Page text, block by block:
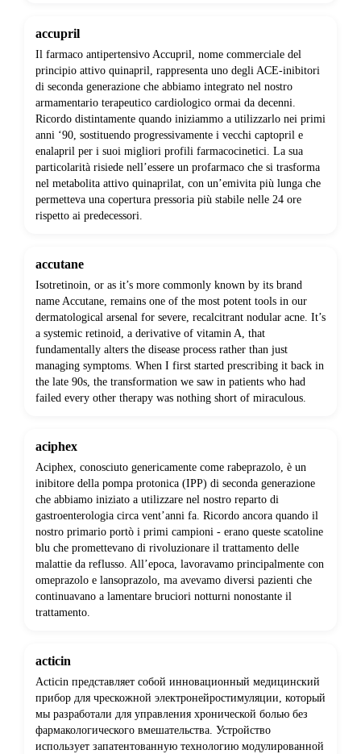
accupril
Il farmaco antipertensivo Accupril, nome commerciale del
principio attivo quinapril, rappresenta uno degli ACE-inibitori
di seconda generazione che abbiamo integrato nel nostro
armamentario terapeutico cardiologico ormai da decenni.
Ricordo distintamente quando iniziammo a utilizzarlo nei primi
anni ‘90, sostituendo progressivamente i vecchi captopril e
enalapril per i suoi migliori profili farmacocinetici. La sua
particolarità risiede nell’essere un profarmaco che si trasforma
nel metabolita attivo quinaprilat, con un’emivita più lunga che
permetteva una copertura pressoria più stabile nelle 24 ore
rispetto ai predecessori.
accutane
Isotretinoin, or as it’s more commonly known by its brand
name Accutane, remains one of the most potent tools in our
dermatological arsenal for severe, recalcitrant nodular acne. It’s
a systemic retinoid, a derivative of vitamin A, that
fundamentally alters the disease process rather than just
managing symptoms. When I first started prescribing it back in
the late 90s, the transformation we saw in patients who had
failed every other therapy was nothing short of miraculous.
aciphex
Aciphex, conosciuto genericamente come rabeprazolo, è un
inibitore della pompa protonica (IPP) di seconda generazione
che abbiamo iniziato a utilizzare nel nostro reparto di
gastroenterologia circa vent’anni fa. Ricordo ancora quando il
nostro primario portò i primi campioni - erano queste scatoline
blu che promettevano di rivoluzionare il trattamento delle
malattie da reflusso. All’epoca, lavoravamo principalmente con
omeprazolo e lansoprazolo, ma avevamo diversi pazienti che
continuavano a lamentare bruciori notturni nonostante il
trattamento.
acticin
Acticin представляет собой инновационный медицинский
прибор для чрескожной электронейростимуляции, который
мы разработали для управления хронической болью без
фармакологического вмешательства. Устройство
использует запатентованную технологию модулированной